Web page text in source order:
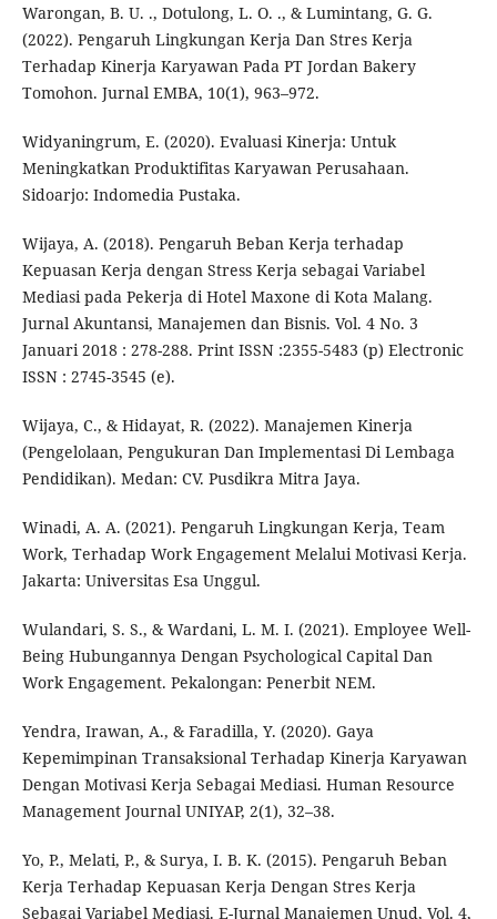
Warongan, B. U. ., Dotulong, L. O. ., & Lumintang, G. G.
(2022). Pengaruh Lingkungan Kerja Dan Stres Kerja
Terhadap Kinerja Karyawan Pada PT Jordan Bakery
Tomohon. Jurnal EMBA, 10(1), 963–972.
Widyaningrum, E. (2020). Evaluasi Kinerja: Untuk
Meningkatkan Produktifitas Karyawan Perusahaan.
Sidoarjo: Indomedia Pustaka.
Wijaya, A. (2018). Pengaruh Beban Kerja terhadap
Kepuasan Kerja dengan Stress Kerja sebagai Variabel
Mediasi pada Pekerja di Hotel Maxone di Kota Malang.
Jurnal Akuntansi, Manajemen dan Bisnis. Vol. 4 No. 3
Januari 2018 : 278-288. Print ISSN :2355-5483 (p) Electronic
ISSN : 2745-3545 (e).
Wijaya, C., & Hidayat, R. (2022). Manajemen Kinerja
(Pengelolaan, Pengukuran Dan Implementasi Di Lembaga
Pendidikan). Medan: CV. Pusdikra Mitra Jaya.
Winadi, A. A. (2021). Pengaruh Lingkungan Kerja, Team
Work, Terhadap Work Engagement Melalui Motivasi Kerja.
Jakarta: Universitas Esa Unggul.
Wulandari, S. S., & Wardani, L. M. I. (2021). Employee Well-
Being Hubungannya Dengan Psychological Capital Dan
Work Engagement. Pekalongan: Penerbit NEM.
Yendra, Irawan, A., & Faradilla, Y. (2020). Gaya
Kepemimpinan Transaksional Terhadap Kinerja Karyawan
Dengan Motivasi Kerja Sebagai Mediasi. Human Resource
Management Journal UNIYAP, 2(1), 32–38.
Yo, P., Melati, P., & Surya, I. B. K. (2015). Pengaruh Beban
Kerja Terhadap Kepuasan Kerja Dengan Stres Kerja
Sebagai Variabel Mediasi. E-Jurnal Manajemen Unud, Vol. 4,